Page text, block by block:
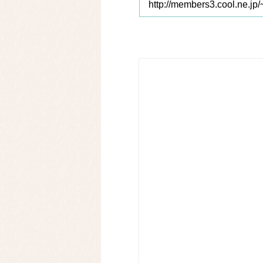
http://